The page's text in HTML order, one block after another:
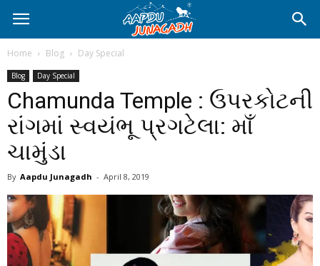
Home Blog Day Special
Blog Day Special
Chamunda Temple : ઉપરકોટની
રાંગમાં સ્વયંભૂ પ્રગટેલા: માઁ
ચામુંડા
By Aapdu Junagadh - April 8, 2019